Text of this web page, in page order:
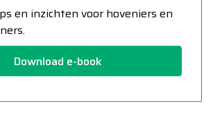
en inzichten voor hoveniers en
Download e-book